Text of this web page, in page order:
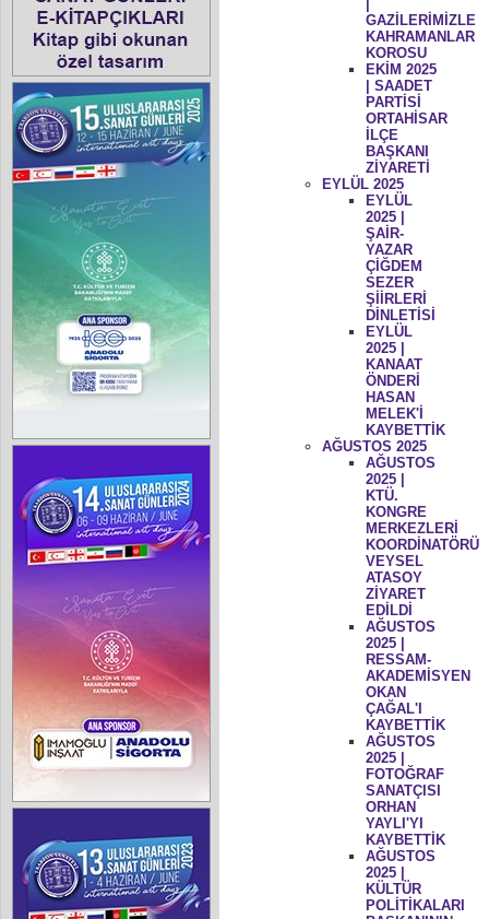
GAZİLERİMİZLE
KAHRAMANLAR
KOROSU
EKİM 2025
| SAADET
PARTİSİ
ORTAHİSAR
İLÇE
BAŞKANI
ZİYARETİ
EYLÜL 2025
EYLÜL
2025 |
ŞAİR-
YAZAR
ÇİĞDEM
SEZER
ŞİİRLERİ
DİNLETİSİ
EYLÜL
2025 |
KANAAT
ÖNDERİ
HASAN
MELEK'İ
KAYBETTİK
AĞUSTOS 2025
AĞUSTOS
2025 |
KTÜ.
KONGRE
MERKEZLERİ
KOORDİNATÖRÜ
VEYSEL
ATASOY
ZİYARET
EDİLDİ
AĞUSTOS
2025 |
RESSAM-
AKADEMİSYEN
OKAN
ÇAĞAL'I
KAYBETTİK
AĞUSTOS
2025 |
FOTOĞRAF
SANATÇISI
ORHAN
YAYLI'YI
KAYBETTİK
AĞUSTOS
2025 |
KÜLTÜR
POLİTİKALARI